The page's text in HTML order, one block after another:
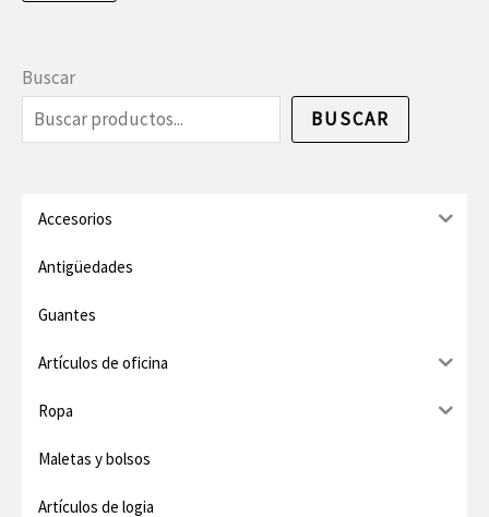
Buscar
BUSCAR
Accesorios
Antigüedades
Guantes
Artículos de oficina
Ropa
Maletas y bolsos
Artículos de logia